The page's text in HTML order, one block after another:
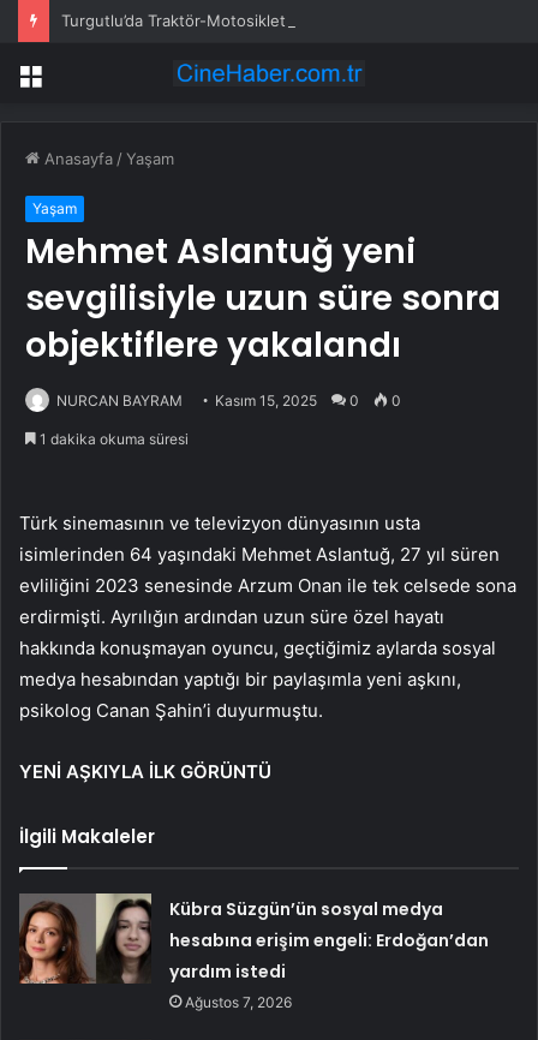
Turgutlu’da Traktör-Motosiklet Kazası
Menü
Anasayfa /Yaşam
Yaşam
Mehmet Aslantuğ yeni
sevgilisiyle uzun süre sonra
objektiflere yakalandı
NURCAN BAYRAM Kasım 15, 2025 0 0
1 dakika okuma süresi
Türk sinemasının ve televizyon dünyasının usta
isimlerinden 64 yaşındaki Mehmet Aslantuğ, 27 yıl süren
evliliğini 2023 senesinde Arzum Onan ile tek celsede sona
erdirmişti. Ayrılığın ardından uzun süre özel hayatı
hakkında konuşmayan oyuncu, geçtiğimiz aylarda sosyal
medya hesabından yaptığı bir paylaşımla yeni aşkını,
psikolog Canan Şahin’i duyurmuştu.
YENİ AŞKIYLA İLK GÖRÜNTÜ
İlgili Makaleler
Kübra Süzgün’ün sosyal medya
hesabına erişim engeli: Erdoğan’dan
yardım istedi
Ağustos 7, 2026